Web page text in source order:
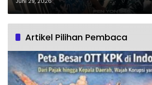
Bagaimana
Artikel Pilihan Pembaca